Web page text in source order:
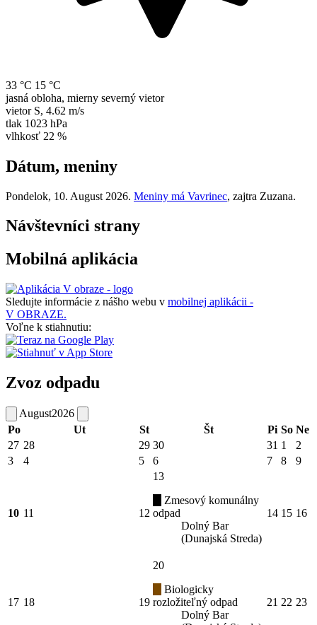
33 °C 15 °C
jasná obloha, mierny severný vietor
vietor S, 4.62 m/s
tlak 1023 hPa
vlhkosť 22 %
Dátum, meniny
Pondelok, 10. August 2026. Meniny má Vavrinec, zajtra Zuzana.
Návštevníci strany
Mobilná aplikácia
Sledujte informácie z nášho webu v mobilnej aplikácii -
V OBRAZE.
Voľne k stiahnutiu:
Zvoz odpadu
August2026
Po
Ut St Št Pi So Ne
27 28 29 30 31 1
2
3
4 5 6 7 8 9
10 11 12
13
Zmesový komunálny
odpad
Dolný Bar
(Dunajská Streda)
14 15 16
17 18 19
20
Biologicky
rozložiteľný odpad
Dolný Bar
21 22 23